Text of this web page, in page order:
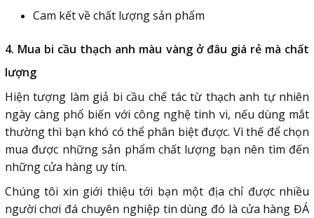
Cam kết về chất lượng sản phẩm
4. Mua bi cầu thạch anh màu vàng ở đâu giá rẻ mà chất
lượng
Hiện tượng làm giả bi cầu chế tác từ thạch anh tự nhiên
ngày càng phổ biến với công nghệ tinh vi, nếu dùng mắt
thường thì bạn khó có thể phân biệt được. Vì thế để chọn
mua được những sản phẩm chất lượng bạn nên tìm đến
những cửa hàng uy tín.
Chúng tôi xin giới thiệu tới bạn một địa chỉ được nhiều
người chơi đá chuyên nghiệp tin dùng đó là cửa hàng ĐÁ